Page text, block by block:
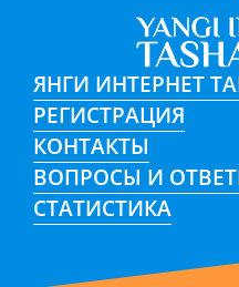
ЯНГИ ИНТЕРНЕТ
РЕГИСТРАЦИЯ
КОНТАКТЫ
ВОПРОСЫ И
СТАТИСТИКА